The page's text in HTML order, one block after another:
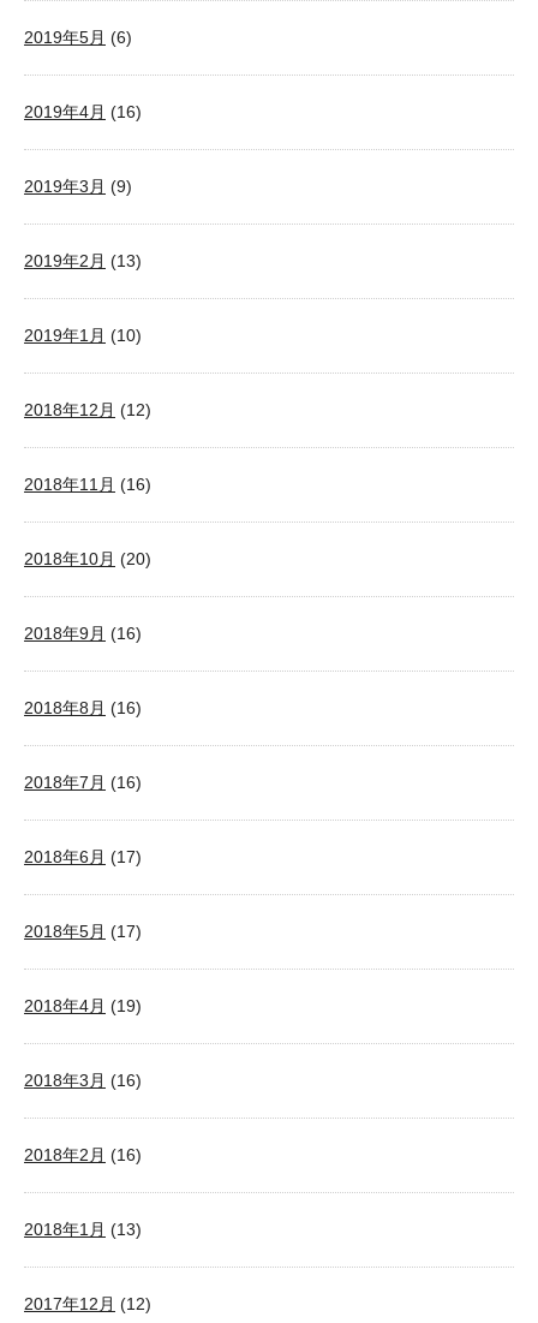
2019年5月 (6)
2019年4月 (16)
2019年3月 (9)
2019年2月 (13)
2019年1月 (10)
2018年12月 (12)
2018年11月 (16)
2018年10月 (20)
2018年9月 (16)
2018年8月 (16)
2018年7月 (16)
2018年6月 (17)
2018年5月 (17)
2018年4月 (19)
2018年3月 (16)
2018年2月 (16)
2018年1月 (13)
2017年12月 (12)